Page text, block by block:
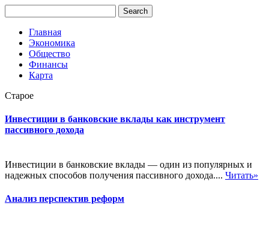
Главная
Экономика
Общество
Финансы
Карта
Старое
Инвестиции в банковские вклады как инструмент
пассивного дохода
Инвестиции в банковские вклады — один из популярных и
надежных способов получения пассивного дохода.... Читать»
Анализ перспектив реформ